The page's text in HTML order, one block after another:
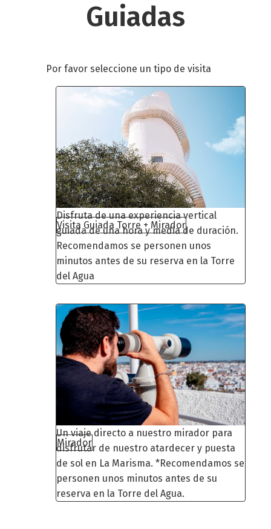
Guiadas
Por favor seleccione un tipo de visita
Visita Guiada Torre + Mirador
Disfruta de una experiencia vertical
guiada de una hora y media de duración.
Recomendamos se personen unos
minutos antes de su reserva en la Torre
del Agua
Mirador
Un viaje directo a nuestro mirador para
disfrutar de nuestro atardecer y puesta
de sol en La Marisma. *Recomendamos se
personen unos minutos antes de su
reserva en la Torre del Agua.